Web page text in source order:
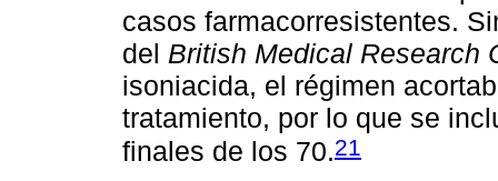
casos farmacorresistentes.
del British Medical Research
isoniacida, el régimen
tratamiento, por lo que se
finales de los 70.21